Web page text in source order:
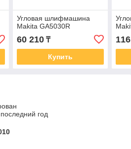
Угловая шлифмашина
Makita GA5030R
60 210₸
Купить
год